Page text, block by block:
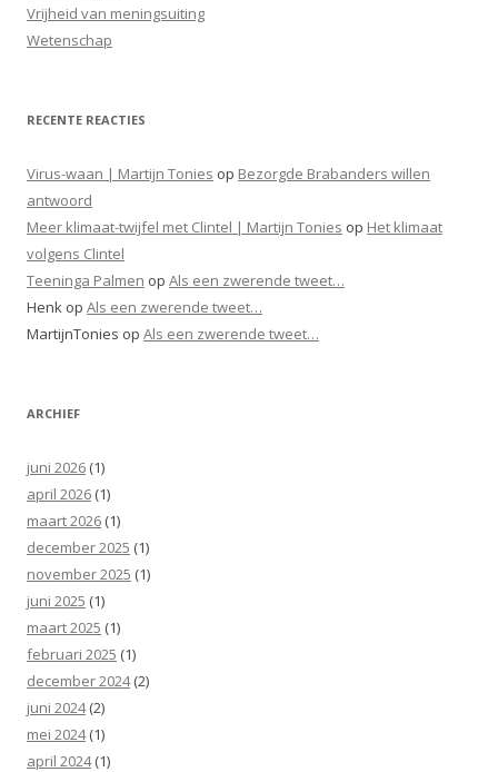
Vrijheid van meningsuiting
Wetenschap
RECENTE REACTIES
Virus-waan | Martijn Tonies op Bezorgde Brabanders willen
antwoord
Meer klimaat-twijfel met Clintel | Martijn Tonies op Het klimaat
volgens Clintel
Teeninga Palmen op Als een zwerende tweet…
Henk op Als een zwerende tweet…
MartijnTonies op Als een zwerende tweet…
ARCHIEF
juni 2026 (1)
april 2026 (1)
maart 2026 (1)
december 2025 (1)
november 2025 (1)
juni 2025 (1)
maart 2025 (1)
februari 2025 (1)
december 2024(2)
juni 2024(2)
mei 2024(1)
april 2024(1)